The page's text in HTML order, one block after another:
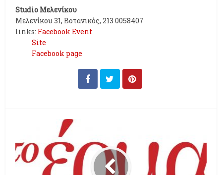
Studio Μελενίκου
Μελενίκου 31, Βοτανικός, 213 0058407
links: Facebook Event
Site
Facebook page